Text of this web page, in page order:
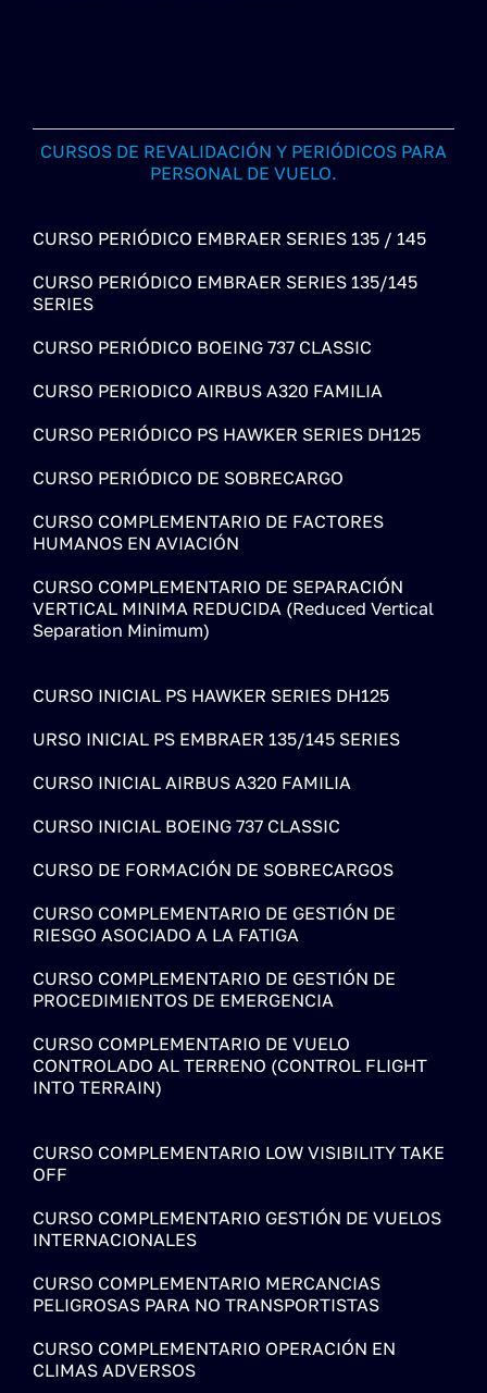
CURSOS DE REVALIDACIÓN Y PERIÓDICOS PARA
PERSONAL DE VUELO.
CURSO PERIÓDICO EMBRAER SERIES 135 / 145
CURSO PERIÓDICO EMBRAER SERIES 135/145
SERIES
CURSO PERIÓDICO BOEING 737 CLASSIC
CURSO PERIODICO AIRBUS A320 FAMILIA
CURSO PERIÓDICO PS HAWKER SERIES DH125
CURSO PERIÓDICO DE SOBRECARGO
CURSO COMPLEMENTARIO DE FACTORES
HUMANOS EN AVIACIÓN
CURSO COMPLEMENTARIO DE SEPARACIÓN
VERTICAL MINIMA REDUCIDA (Reduced Vertical
Separation Minimum)
CURSO INICIAL PS HAWKER SERIES DH125
URSO INICIAL PS EMBRAER 135/145 SERIES
CURSO INICIAL AIRBUS A320 FAMILIA
CURSO INICIAL BOEING 737 CLASSIC
CURSO DE FORMACIÓN DE SOBRECARGOS
CURSO COMPLEMENTARIO DE GESTIÓN DE
RIESGO ASOCIADO A LA FATIGA
CURSO COMPLEMENTARIO DE GESTIÓN DE
PROCEDIMIENTOS DE EMERGENCIA
CURSO COMPLEMENTARIO DE VUELO
CONTROLADO AL TERRENO (CONTROL FLIGHT
INTO TERRAIN)
CURSO COMPLEMENTARIO LOW VISIBILITY TAKE
OFF
CURSO COMPLEMENTARIO GESTIÓN DE VUELOS
INTERNACIONALES
CURSO COMPLEMENTARIO MERCANCIAS
PELIGROSAS PARA NO TRANSPORTISTAS
CURSO COMPLEMENTARIO OPERACIÓN EN
CLIMAS ADVERSOS